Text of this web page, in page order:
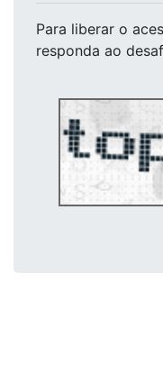
Para liberar o
responda ao